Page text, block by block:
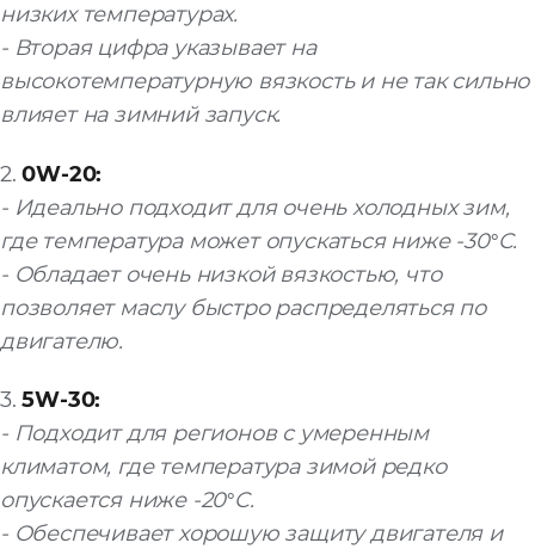
низких температурах.
- Вторая цифра указывает на
высокотемпературную вязкость и не так сильно
влияет на зимний запуск.
2.0W-20:
- Идеально подходит для очень холодных зим,
где температура может опускаться ниже -30°C.
- Обладает очень низкой вязкостью, что
позволяет маслу быстро распределяться по
двигателю.
3. 5W-30:
- Подходит для регионов с умеренным
климатом, где температура зимой редко
опускается ниже -20°C.
- Обеспечивает хорошую защиту двигателя и